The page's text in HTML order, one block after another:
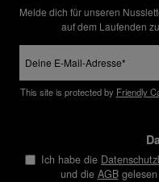
Melde dich für unseren
auf dem Laufenden
Mail-
*This site is protected by Friendly
Ich habe die
und die AGBgelesen